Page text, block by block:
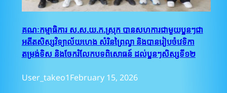
គណៈកម្មាធិការ ស.ស.យ.ក.ស្រុក បានសហការជាមួយប្អូនៗជា
អតីតសិស្សវិទ្យាល័យហេង សំរិនព្រៃល្វា និងបានរៀបចំវេទិកា
តម្រង់ទិស និងចែករំលែកបទពិសោធន៍ ដល់ប្អូនៗសិស្សទី១២
User_takeo1February 15, 2026